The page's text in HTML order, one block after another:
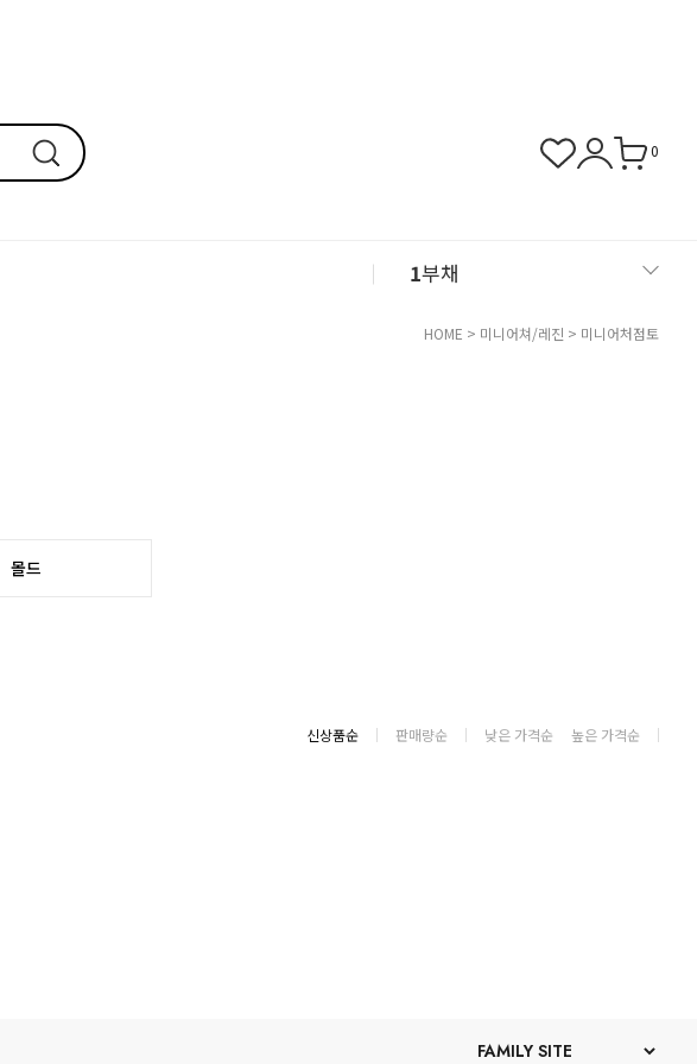
0
1부채
아크릴
HOME > 미니어쳐/레진 > 미니어처점토
몰드
신상품순 판매량순 낮은 가격순 높은 가격순